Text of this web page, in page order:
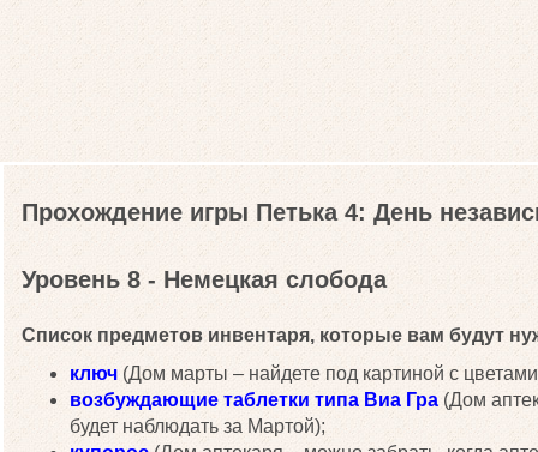
Прохождение игры Петька 4: День
Уровень 8 - Немецкая слобода
Список предметов инвентаря, которые вам будут
ключ (Дом марты – найдете под картиной с
возбуждающие таблетки типа Виа Гра (Дом
будет наблюдать за Мартой);